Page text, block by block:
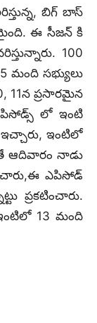
బిగ్ బాస్
ఈ సీజన్ కి
100
మంది సభ్యులు
11న ప్రసారమైన
లో ఇంటి
ఇంటిలో
ఆదివారం నాడు
ఎపిసోడ్
ప్రకటించారు.
13 మంది